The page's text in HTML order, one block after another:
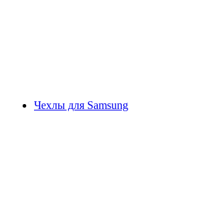
Чехлы для Samsung